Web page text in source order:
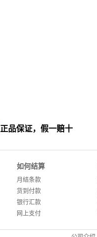
正品保证，假一赔十
如何结算
月结条款
货到付款
银行汇款
网上支付